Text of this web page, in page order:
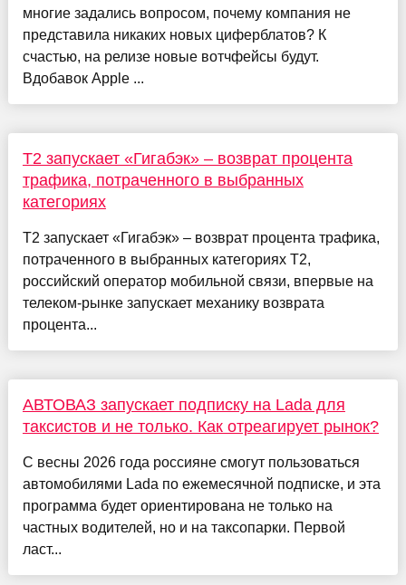
многие задались вопросом, почему компания не
представила никаких новых циферблатов? К
счастью, на релизе новые вотчфейсы будут.
Вдобавок Apple ...
T2 запускает «Гигабэк» – возврат процента
трафика, потраченного в выбранных
категориях
T2 запускает «Гигабэк» – возврат процента трафика,
потраченного в выбранных категориях T2,
российский оператор мобильной связи, впервые на
телеком-рынке запускает механику возврата
процента...
АВТОВАЗ запускает подписку на Lada для
таксистов и не только. Как отреагирует рынок?
С весны 2026 года россияне смогут пользоваться
автомобилями Lada по ежемесячной подписке, и эта
программа будет ориентирована не только на
частных водителей, но и на таксопарки. Первой
ласт...